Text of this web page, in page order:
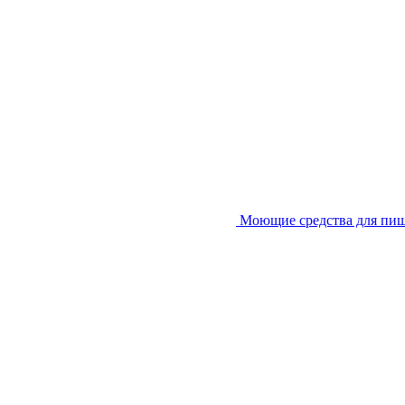
Моющие средства для